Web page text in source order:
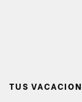
TUS